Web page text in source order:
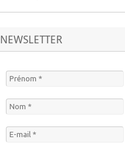
NEWSLETTER